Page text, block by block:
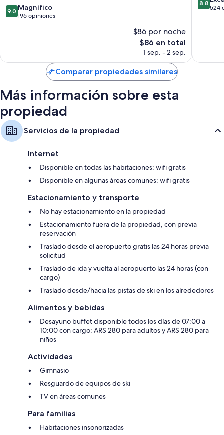
9.0
de
9.0 Magnífico
196 opiniones
$86 por noche
El
precio
es
$86 en total
1 sep. - 2 sep.
de
8.8
524
Comparar propiedades similares
Más información sobre esta
propiedad
Servicios de la propiedad
Internet
Disponible en todas las habitaciones: wifi gratis
Disponible en algunas áreas comunes: wifi gratis
Estacionamiento y transporte
No hay estacionamiento en la propiedad
Estacionamiento fuera de la propiedad, con previa
reservación
Traslado desde el aeropuerto gratis las 24 horas previa
solicitud
Traslado de ida y vuelta al aeropuerto las 24 horas (con
cargo)
Traslado desde/hacia las pistas de ski en los alrededores
Alimentos y bebidas
Desayuno buffet disponible todos los días de 07:00 a
10:00 con cargo: ARS 280 para adultos y ARS 280 para
niños
Actividades
Gimnasio
Resguardo de equipos de ski
TV en áreas comunes
Para familias
Habitaciones insonorizadas